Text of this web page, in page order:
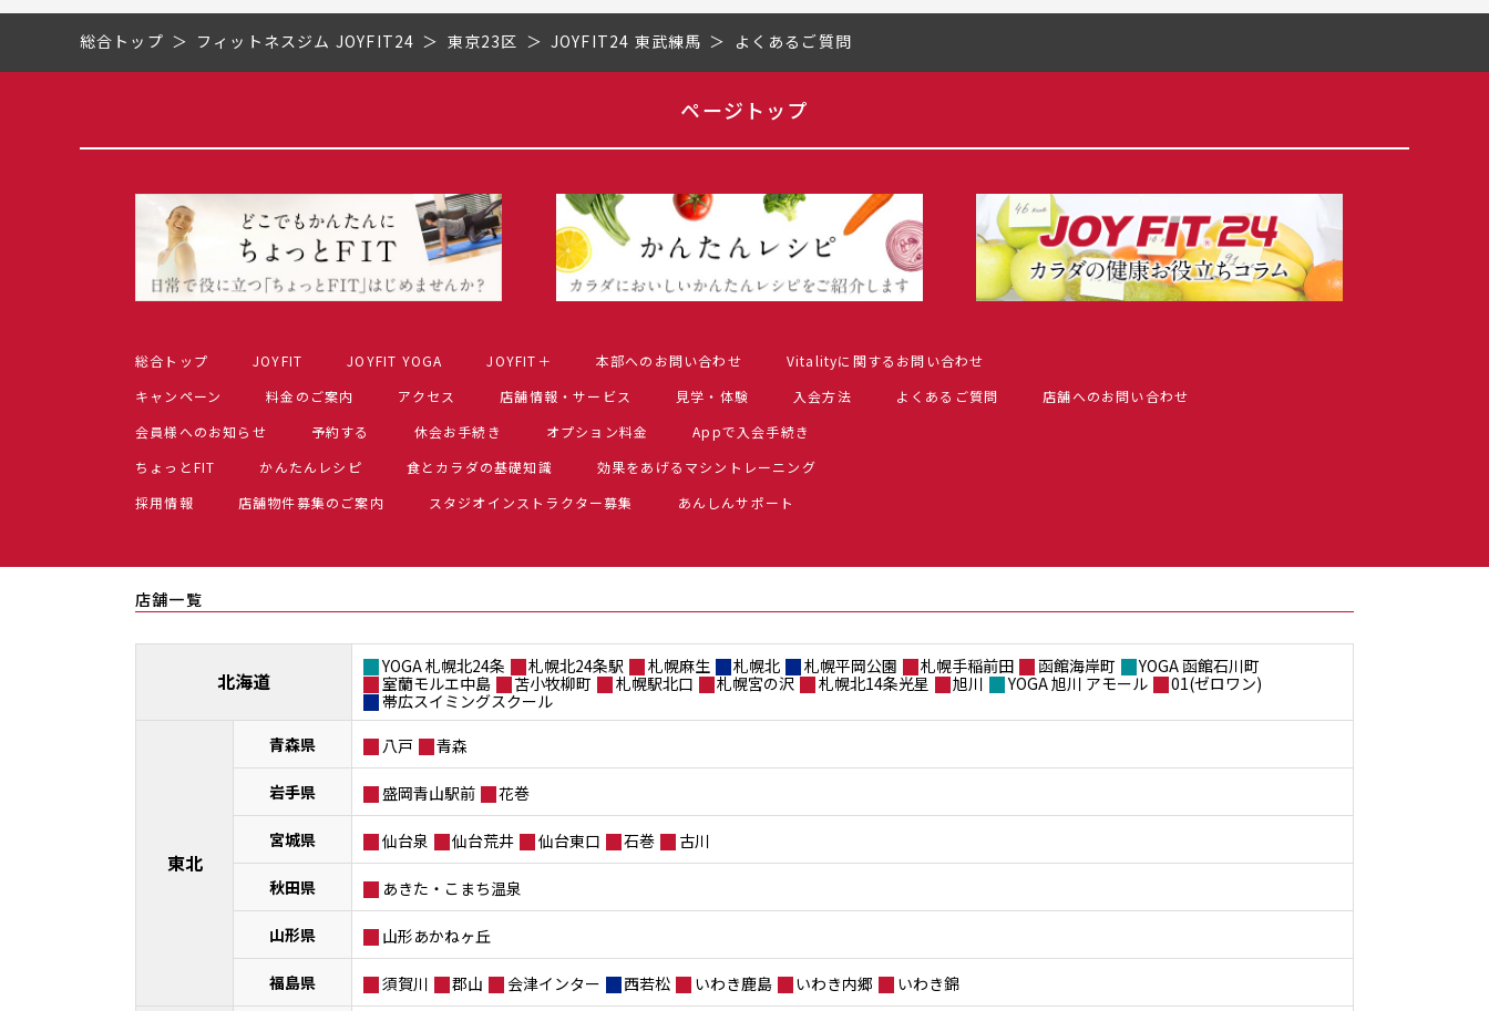
総合トップ フィットネスジム JOYFIT24 東京23区 JOYFIT24 東武練馬 よくあるご質問
ページトップ
総合トップ JOYFIT JOYFIT YOGA JOYFIT＋ 本部へのお問い合わせ
Vitalityに関するお問い合わせ
キャンペーン
料金のご案内 アクセス 店舗情報・サービス 見学・体験 入会方法 よくあるご質問
店舗へのお問い合わせ
会員様へのお知らせ
予約する 休会お手続き オプション料金
Appで入会手続き
ちょっとFIT
かんたんレシピ 食とカラダの基礎知識
効果をあげるマシントレーニング
採用情報
店舗物件募集のご案内 スタジオインストラクター募集 あんしんサポート
店舗一覧
北海道
YOGA 札幌北24条 札幌北24条駅 札幌麻生 札幌北 札幌平岡公園 札幌手稲前田 函館海岸町
YOGA 函館石川町
室蘭モルエ中島
苫小牧柳町 札幌駅北口 札幌宮の沢 札幌北14条光星 旭川 YOGA 旭川 アモール
01(ゼロワン)
帯広スイミングスクール
東北
青森県 八戸 青森
岩手県 盛岡青山駅前 花巻
宮城県 仙台泉 仙台荒井 仙台東口 石巻 古川
秋田県 あきた・こまち温泉
山形県 山形あかねヶ丘
福島県 須賀川 郡山 会津インター 西若松 いわき鹿島 いわき内郷 いわき錦